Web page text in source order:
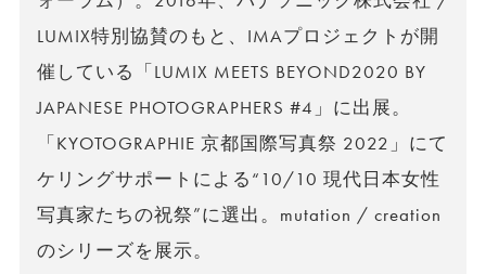
LUMIX特別協賛のもと、IMAプロジェクトが開
催している「LUMIX MEETS BEYOND2020 BY
JAPANESE PHOTOGRAPHERS #4」に出展。
「KYOTOGRAPHIE 京都国際写真祭 2022」にて
ケリングサポートによる“10/10 現代日本女性
写真家たちの祝祭”に選出。mutation / creation
のシリーズを展示。